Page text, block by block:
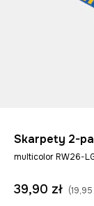
Skarpety 2-
multicolor RW26-
39,90 zł